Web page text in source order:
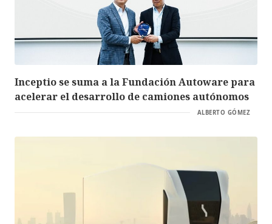
Inceptio se suma a la Fundación Autoware para
acelerar el desarrollo de camiones autónomos
ALBERTO GÓMEZ